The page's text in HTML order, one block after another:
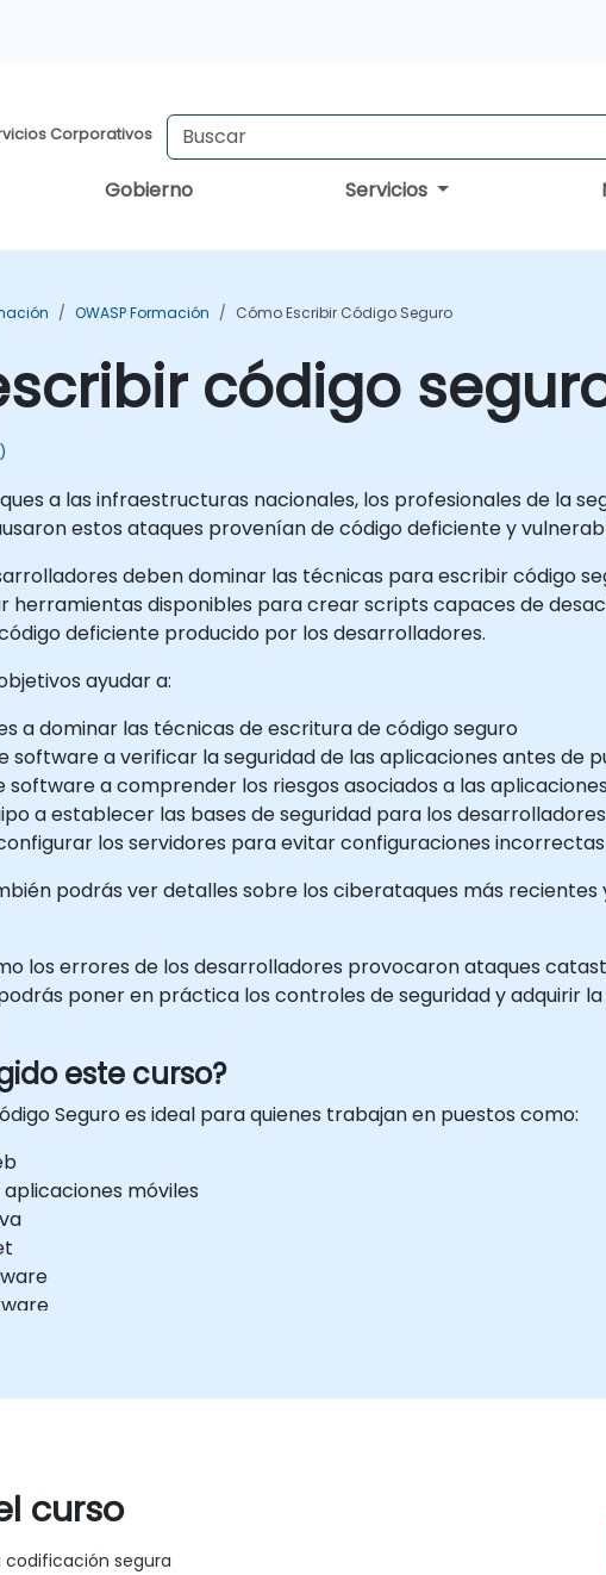
Corporativos
Gobierno Servicios
OWASP Formación Cómo Escribir Código Seguro
código
a las infraestructuras nacionales, los profesionales de la
estos ataques provenían de código deficiente y
deben dominar las técnicas para escribir código
herramientas disponibles para crear scripts capaces de
deficiente producido por los desarrolladores.
ayudar a:
a dominar las técnicas de escritura de código seguro
software a verificar la seguridad de las aplicaciones antes de
software a comprender los riesgos asociados a las aplicaciones
a establecer las bases de seguridad para los desarrolladores
los servidores para evitar configuraciones incorrectas
podrás ver detalles sobre los ciberataques más
los errores de los desarrolladores provocaron ataques
poner en práctica los controles de seguridad y adquirir
este curso?
Seguro es ideal para quienes trabajan en puestos como:
móviles
curso
codificación segura